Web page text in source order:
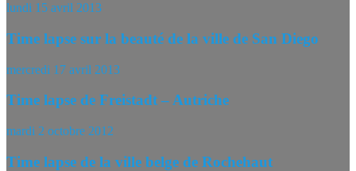
lundi 15 avril 2013
Time lapse sur la beauté de la ville de San Diego
mercredi 17 avril 2013
Time lapse de Freistadt – Autriche
mardi 2 octobre 2012
Time lapse de la ville belge de Rochehaut